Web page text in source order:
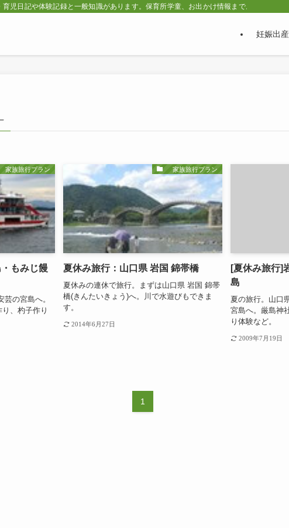
児日記や体験記録と一般知識があります。保育所学童、お出かけ情報まで。
妊娠出
家族旅行プラン
もみじ饅
の宮島へ。
、杓子作り
家族旅行プラン
夏休み旅行：山口県 岩国 錦帯橋
夏休みの連休で旅行。まずは山口県 岩国 錦帯
橋(きんたいきょう)へ。川で水遊びもできま
す。
2014年6月27日
[夏休み旅行]
島
夏の旅行。山口
宮島へ。厳島神
り体験など。
2009年7月19日
1